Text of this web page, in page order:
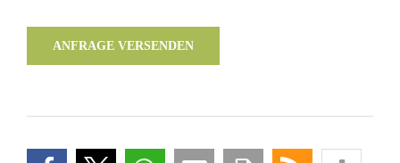
ANFRAGE VERSENDEN